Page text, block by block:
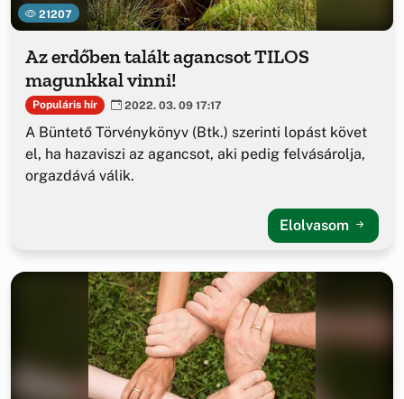
21207
Az erdőben talált agancsot TILOS
magunkkal vinni!
Populáris hír 2022. 03. 09 17:17
A Büntető Törvénykönyv (Btk.) szerinti lopást követ
el, ha hazaviszi az agancsot, aki pedig felvásárolja,
orgazdává válik.
Elolvasom